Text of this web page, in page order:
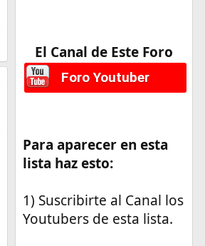
El Canal de Este Foro
Foro Youtuber
Para aparecer en esta
lista haz esto:
1) Suscribirte al Canal los
Youtubers de esta lista.